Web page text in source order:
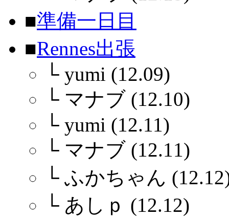
■準備一日目
■Rennes出張
└ yumi (12.09)
└ マナブ (12.10)
└ yumi (12.11)
└ マナブ (12.11)
└ ふかちゃん
└ あしｐ (12.12)